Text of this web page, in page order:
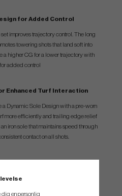
for Added Control
improves trajectory control. The long
towering shots that land soft into
a higher CG for a lower trajectory with
added control
Enhanced Turf Interaction
a Dynamic Sole Design with a pre-worn
more efficiently and trailing edge relief
iron sole that maintains speed through
contact on all shots.
classic tour shape with modern design
dig en personlig